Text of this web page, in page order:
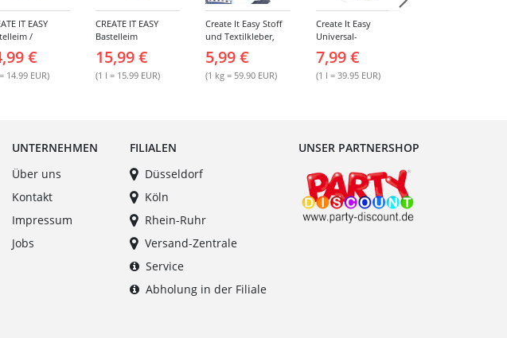
IT EASY
/
ml
€
14.99 EUR)
CREATE IT EASY
Bastelleim
Lösungsmittel, 1000
ml
15,99 €
(1 l = 15.99 EUR)
Create It Easy Stoff
und Textilkleber,
Kunststoffflasche
mit Maldüse
5,99 €
(1 kg = 59.90 EUR)
Create It Easy
Universal-
(permanent)
7,99 €
(1 l = 39.95 EUR)
UNTERNEHMEN
Über uns
Kontakt
Impressum
Jobs
FILIALEN
Düsseldorf
Köln
Rhein-Ruhr
Versand-Zentrale
Service
Abholung in der Filiale
UNSER PARTNERSHOP